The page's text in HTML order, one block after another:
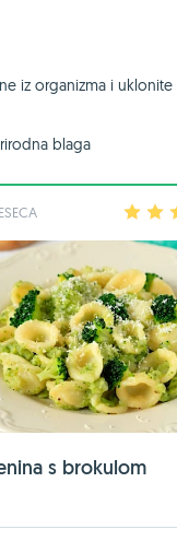
iz organizma i uklonite
blaga
2
s brokulom